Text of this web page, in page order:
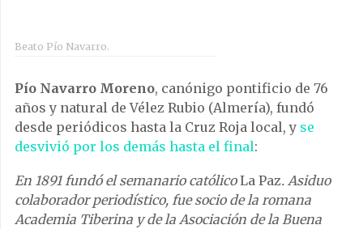
Beato Pío Navarro.
Pío Navarro Moreno, canónigo pontificio de 76
años y natural de Vélez Rubio (Almería), fundó
desde periódicos hasta la Cruz Roja local, y se
desvivió por los demás hasta el final:
En 1891 fundó el semanario católicoLa Paz. Asiduo
colaborador periodístico, fue socio de la romana
Academia Tiberina y de la Asociación de la Buena